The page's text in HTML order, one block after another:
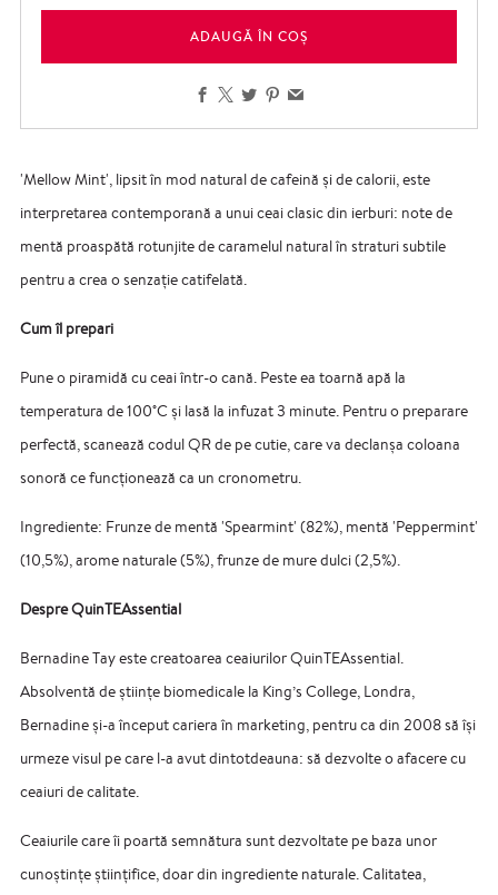
ADAUGĂ ÎN COȘ
FacebookTwitter
'Mellow Mint', lipsit în mod natural de cafeină și de calorii, este
interpretarea contemporană a unui ceai clasic din ierburi: note de
mentă proaspătă rotunjite de caramelul natural în straturi subtile
pentru a crea o senzație catifelată.
Cum îl prepari
Pune o piramidă cu ceai într-o cană. Peste ea toarnă apă la
temperatura de 100˚C și lasă la infuzat 3 minute. Pentru o preparare
perfectă, scanează codul QR de pe cutie, care va declanșa coloana
sonoră ce funcționează ca un cronometru.
Ingrediente: Frunze de mentă 'Spearmint' (82%), mentă 'Peppermint'
(10,5%), arome naturale (5%), frunze de mure dulci (2,5%).
Despre QuinTEAssential
Bernadine Tay este creatoarea ceaiurilor QuinTEAssential.
Absolventă de științe biomedicale la King’s College, Londra,
Bernadine și-a început cariera în marketing, pentru ca din 2008 să își
urmeze visul pe care l-a avut dintotdeauna: să dezvolte o afacere cu
ceaiuri de calitate.
Ceaiurile care îi poartă semnătura sunt dezvoltate pe baza unor
cunoștințe științifice, doar din ingrediente naturale. Calitatea,